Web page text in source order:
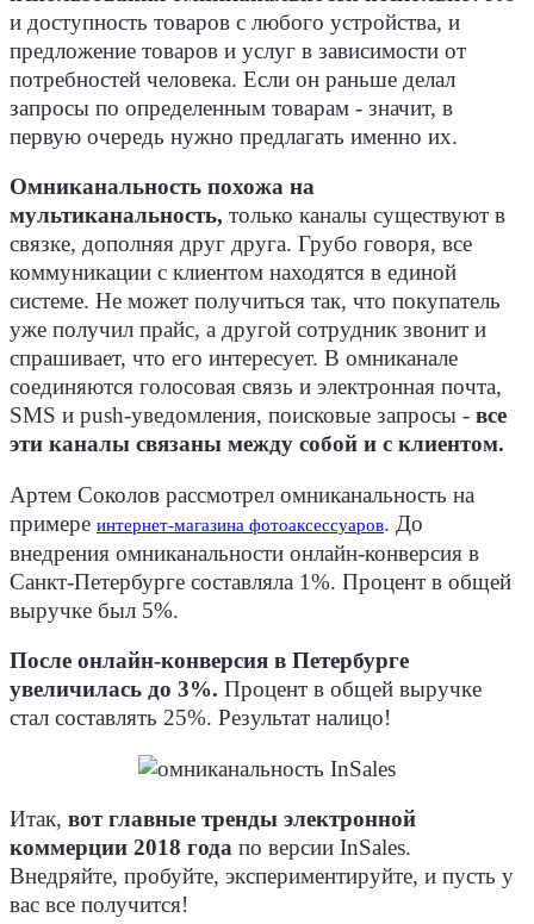
и доступность товаров с любого устройства, и
предложение товаров и услуг в зависимости от
потребностей человека. Если он раньше делал
запросы по определенным товарам - значит, в
первую очередь нужно предлагать именно их.
Омниканальность похожа на
мультиканальность, только каналы существуют в
связке, дополняя друг друга. Грубо говоря, все
коммуникации с клиентом находятся в единой
системе. Не может получиться так, что покупатель
уже получил прайс, а другой сотрудник звонит и
спрашивает, что его интересует. В омниканале
соединяются голосовая связь и электронная почта,
SMS и push-уведомления, поисковые запросы - все
эти каналы связаны между собой и с клиентом.
Артем Соколов рассмотрел омниканальность на
примере интернет-магазина фотоаксессуаров. До
внедрения омниканальности онлайн-конверсия в
Санкт-Петербурге составляла 1%. Процент в общей
выручке был 5%.
После онлайн-конверсия в Петербурге
увеличилась до 3%. Процент в общей выручке
стал составлять 25%. Результат налицо!
Итак, вот главные тренды электронной
коммерции 2018 года по версии InSales.
Внедряйте, пробуйте, экспериментируйте, и пусть у
вас все получится!